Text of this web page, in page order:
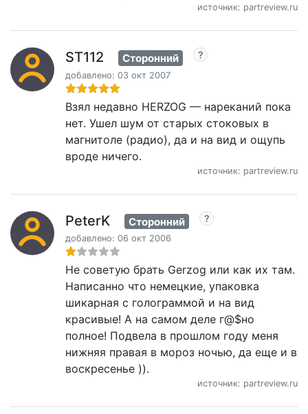
источник: partreview.ru
ST112 Сторонний
добавлено: 03 окт 2007
Взял недавно HERZOG — нареканий пока
нет. Ушел шум от старых стоковых в
магнитоле (радио), да и на вид и ощупь
вроде ничего.
источник: partreview.ru
PeterK Сторонний
добавлено: 06 окт 2006
Не советую брать Gerzog или как их там.
Написанно что немецкие, упаковка
шикарная с голограммой и на вид
красивые! А на самом деле г@$но
полное! Подвела в прошлом году меня
нижняя правая в мороз ночью, да еще и в
воскресенье )).
источник: partreview.ru